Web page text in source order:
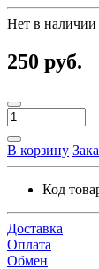
Нет в наличии
250 руб.
В корзину
Код
Доставка
Оплата
Обмен